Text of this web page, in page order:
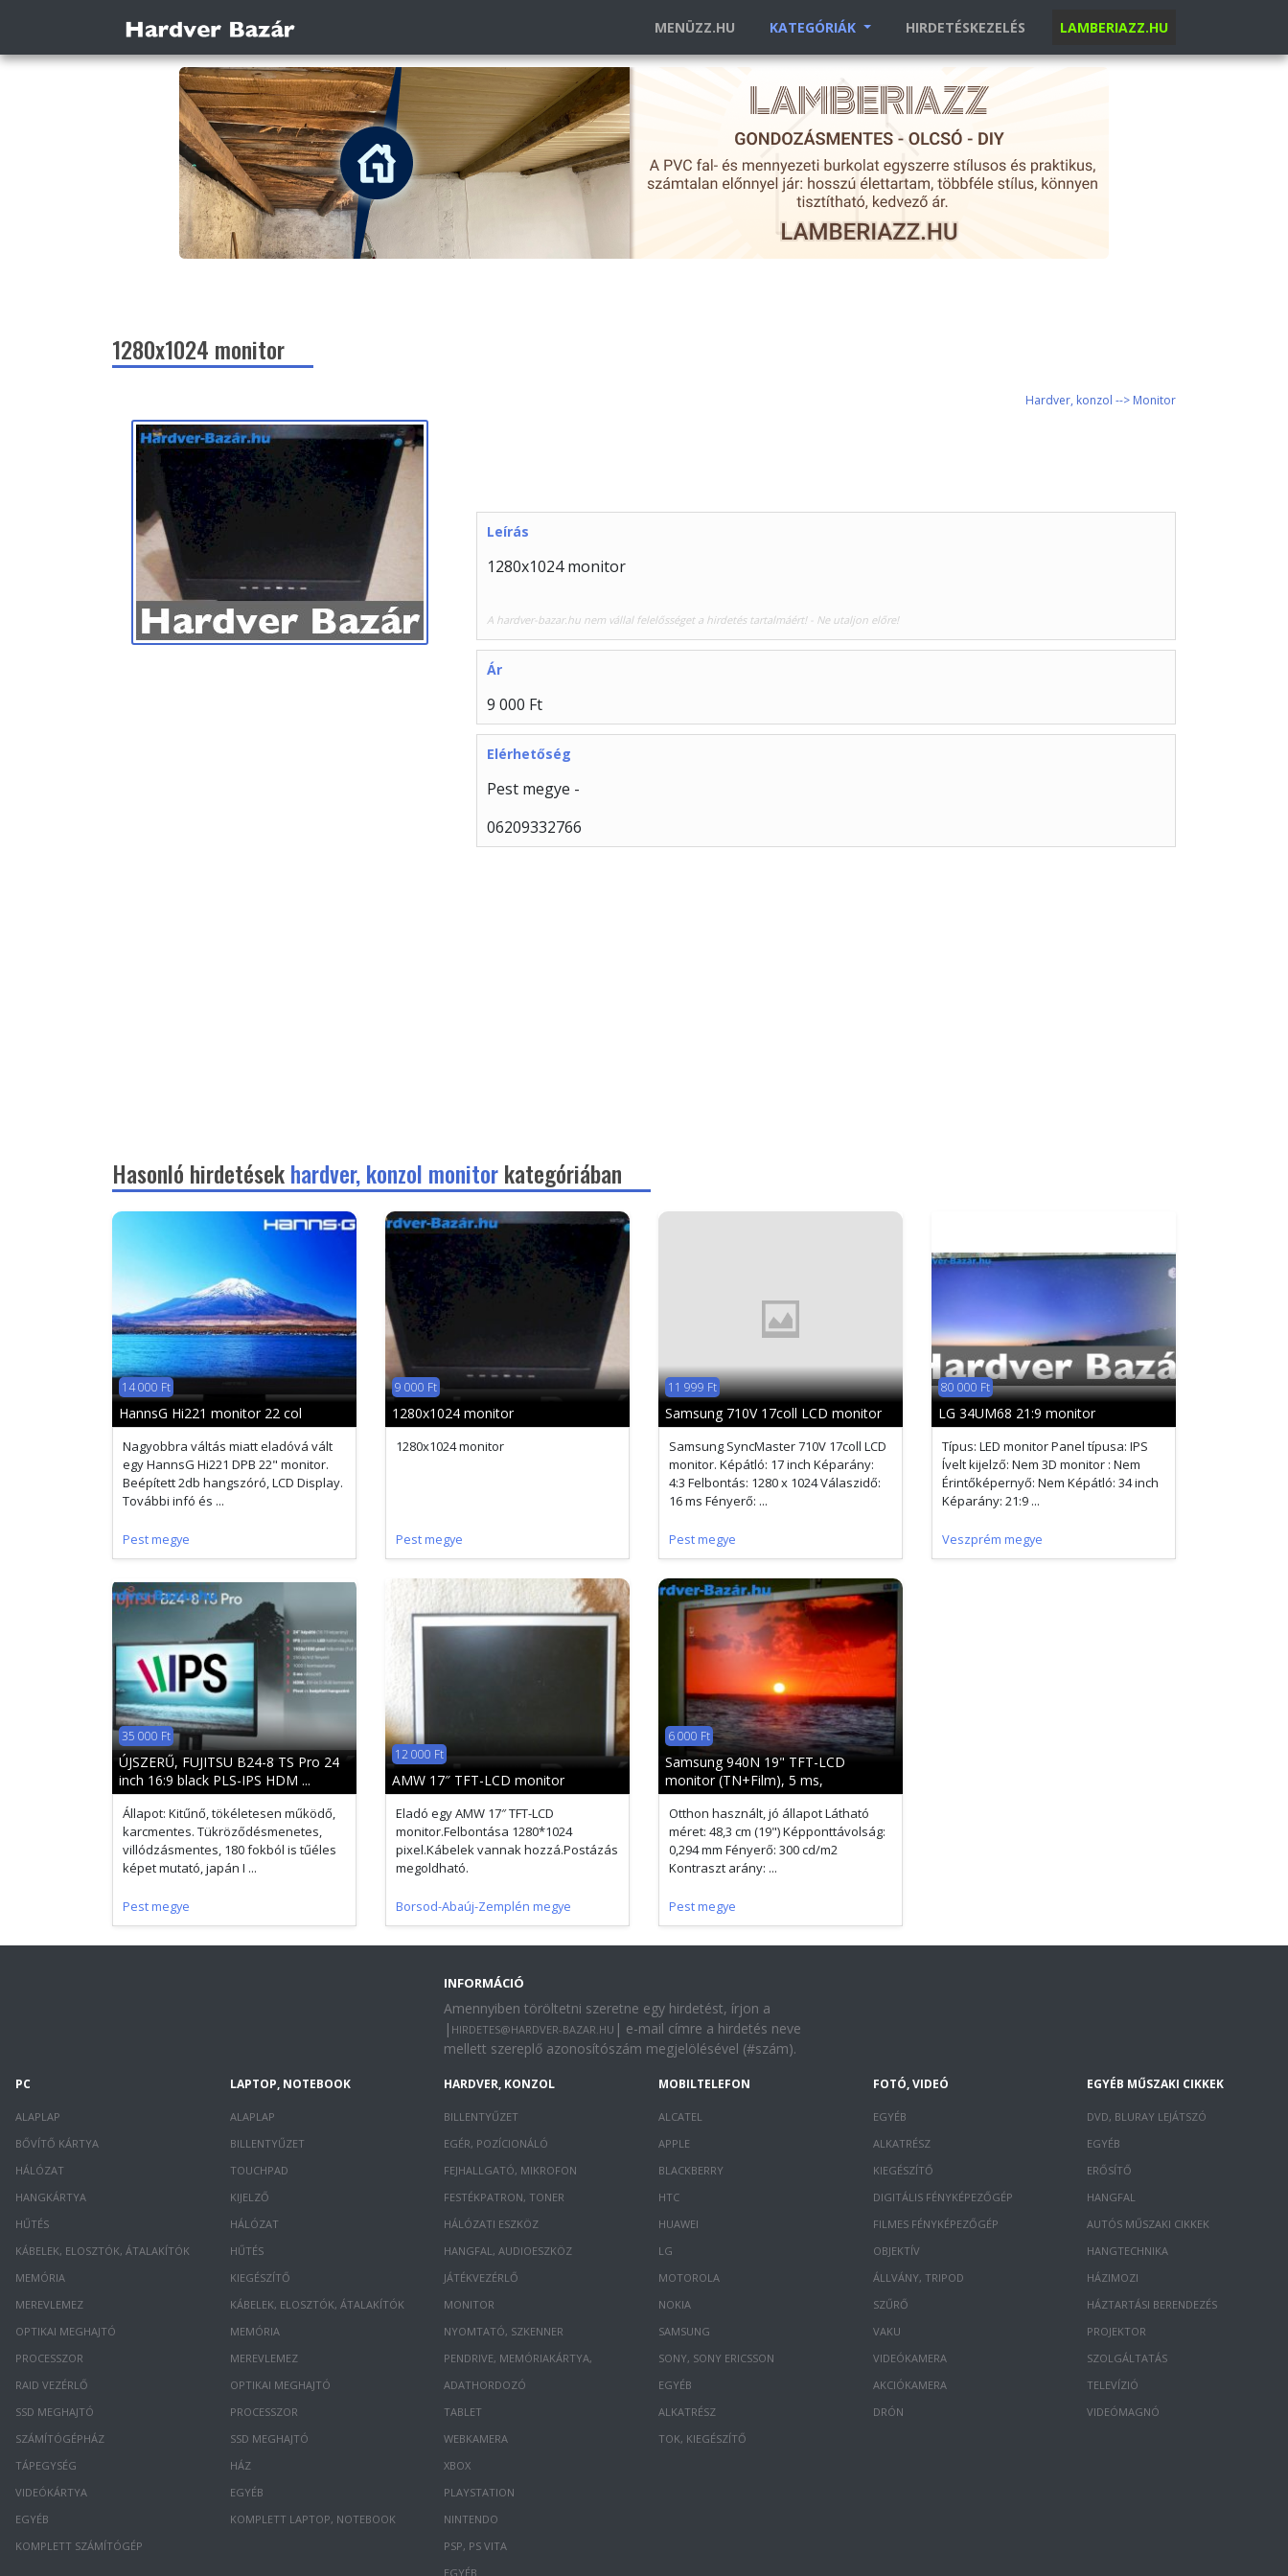
MENÜZZ.HU KATEGÓRIÁK HIRDETÉSKEZELÉS LAMBERIAZZ.HU
1280x1024 monitor
Hardver, konzol --> Monitor
Leírás
1280x1024 monitor
A hardver-bazar.hu nem vállal felelősséget a hirdetés tartalmáért! - Ne utaljon előre!
Ár
9 000 Ft
Elérhetőség
Pest megye -
06209332766
Hasonló hirdetésekhardver, konzol monitorkategóriában
14 000 Ft
HannsG Hi221 monitor 22 col
Nagyobbra váltás miatt eladóvá vált
egy HannsG Hi221 DPB 22" monitor.
Beépített 2db hangszóró, LCD Display.
További infó és ...
Pest megye
9 000 Ft
1280x1024 monitor
1280x1024 monitor
Pest megye
11 999 Ft
Samsung 710V 17coll LCD monitor
Samsung SyncMaster 710V 17coll LCD
monitor. Képátló: 17 inch Képarány:
4:3 Felbontás: 1280 x 1024 Válaszidő:
16 ms Fényerő: ...
Pest megye
80 000 Ft
LG 34UM68 21:9 monitor
Típus: LED monitor Panel típusa: IPS
Ívelt kijelző: Nem 3D monitor : Nem
Érintőképernyő: Nem Képátló: 34 inch
Képarány: 21:9 ...
Veszprém megye
35 000 Ft
ÚJSZERŰ, FUJITSU B24-8 TS Pro 24
inch 16:9 black PLS-IPS HDM ...
Állapot: Kitűnő, tökéletesen működő,
karcmentes. Tükröződésmenetes,
villódzásmentes, 180 fokból is tűéles
képet mutató, japán I ...
Pest megye
12 000 Ft
AMW 17″ TFT-LCD monitor
Eladó egy AMW 17″ TFT-LCD
monitor.Felbontása 1280*1024
pixel.Kábelek vannak hozzá.Postázás
megoldható.
Borsod-Abaúj-Zemplén megye
6 000 Ft
Samsung 940N 19" TFT-LCD
monitor (TN+Film), 5 ms,
Otthon használt, jó állapot Látható
méret: 48,3 cm (19") Képponttávolság:
0,294 mm Fényerő: 300 cd/m2
Kontraszt arány: ...
Pest megye
INFORMÁCIÓ
Amennyiben töröltetni szeretne egy hirdetést, írjon a
| HIRDETES@HARDVER-BAZAR.HU | e-mail címre a hirdetés neve
mellett szereplő azonosítószám megjelölésével (#szám).
PC
ALAPLAP
BŐVÍTŐ KÁRTYA
HÁLÓZAT
HANGKÁRTYA
HŰTÉS
KÁBELEK, ELOSZTÓK, ÁTALAKÍTÓK
MEMÓRIA
MEREVLEMEZ
OPTIKAI MEGHAJTÓ
PROCESSZOR
RAID VEZÉRLŐ
SSD MEGHAJTÓ
SZÁMÍTÓGÉPHÁZ
TÁPEGYSÉG
VIDEÓKÁRTYA
EGYÉB
KOMPLETT SZÁMÍTÓGÉP
LAPTOP, NOTEBOOK
ALAPLAP
BILLENTYŰZET
TOUCHPAD
KIJELZŐ
HÁLÓZAT
HŰTÉS
KIEGÉSZÍTŐ
KÁBELEK, ELOSZTÓK, ÁTALAKÍTÓK
MEMÓRIA
MEREVLEMEZ
OPTIKAI MEGHAJTÓ
PROCESSZOR
SSD MEGHAJTÓ
HÁZ
EGYÉB
KOMPLETT LAPTOP, NOTEBOOK
HARDVER, KONZOL
BILLENTYŰZET
EGÉR, POZÍCIONÁLÓ
FEJHALLGATÓ, MIKROFON
FESTÉKPATRON, TONER
HÁLÓZATI ESZKÖZ
HANGFAL, AUDIOESZKÖZ
JÁTÉKVEZÉRLŐ
MONITOR
NYOMTATÓ, SZKENNER
PENDRIVE, MEMÓRIAKÁRTYA,
ADATHORDOZÓ
TABLET
WEBKAMERA
XBOX
PLAYSTATION
NINTENDO
PSP, PS VITA
EGYÉB
MOBILTELEFON
ALCATEL
APPLE
BLACKBERRY
HTC
HUAWEI
LG
MOTOROLA
NOKIA
SAMSUNG
SONY, SONY ERICSSON
EGYÉB
ALKATRÉSZ
TOK, KIEGÉSZÍTŐ
FOTÓ, VIDEÓ
EGYÉB
ALKATRÉSZ
KIEGÉSZÍTŐ
DIGITÁLIS FÉNYKÉPEZŐGÉP
FILMES FÉNYKÉPEZŐGÉP
OBJEKTÍV
ÁLLVÁNY, TRIPOD
SZŰRŐ
VAKU
VIDEÓKAMERA
AKCIÓKAMERA
DRÓN
EGYÉB MŰSZAKI CIKKEK
DVD, BLURAY LEJÁTSZÓ
EGYÉB
ERŐSÍTŐ
HANGFAL
AUTÓS MŰSZAKI CIKKEK
HANGTECHNIKA
HÁZIMOZI
HÁZTARTÁSI BERENDEZÉS
PROJEKTOR
SZOLGÁLTATÁS
TELEVÍZIÓ
VIDEÓMAGNÓ